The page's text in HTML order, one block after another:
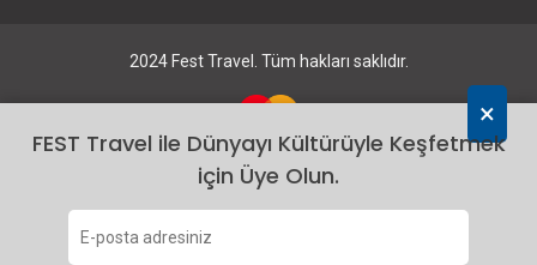
için Üye Olun.
Abone Olun
Bunu bir daha gösterme
2024 Fest Travel. Tüm hakları saklıdır.